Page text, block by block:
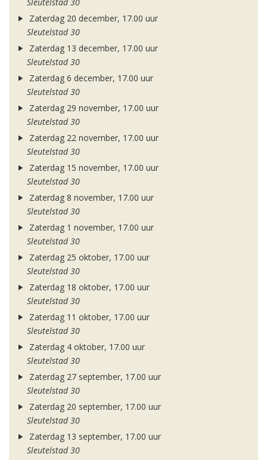
Sleutelstad 30
Zaterdag 20 december, 17.00 uur
Sleutelstad 30
Zaterdag 13 december, 17.00 uur
Sleutelstad 30
Zaterdag 6 december, 17.00 uur
Sleutelstad 30
Zaterdag 29 november, 17.00 uur
Sleutelstad 30
Zaterdag 22 november, 17.00 uur
Sleutelstad 30
Zaterdag 15 november, 17.00 uur
Sleutelstad 30
Zaterdag 8 november, 17.00 uur
Sleutelstad 30
Zaterdag 1 november, 17.00 uur
Sleutelstad 30
Zaterdag 25 oktober, 17.00 uur
Sleutelstad 30
Zaterdag 18 oktober, 17.00 uur
Sleutelstad 30
Zaterdag 11 oktober, 17.00 uur
Sleutelstad 30
Zaterdag 4 oktober, 17.00 uur
Sleutelstad 30
Zaterdag 27 september, 17.00 uur
Sleutelstad 30
Zaterdag 20 september, 17.00 uur
Sleutelstad 30
Zaterdag 13 september, 17.00 uur
Sleutelstad 30